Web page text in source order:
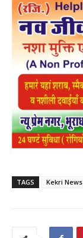
TAGS Kekri News